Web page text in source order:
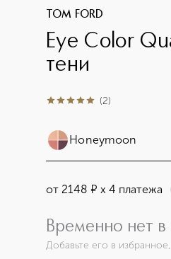
TOM FORD
Eye Color
тени
5из 52 (2)
Honeymoon
от 2148 ¤ х 4 платежа
Временно нет в
Добавьте его в